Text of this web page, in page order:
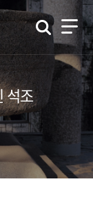
석조